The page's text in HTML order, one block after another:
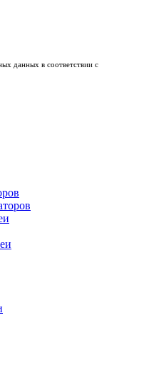
данных в соответствии с